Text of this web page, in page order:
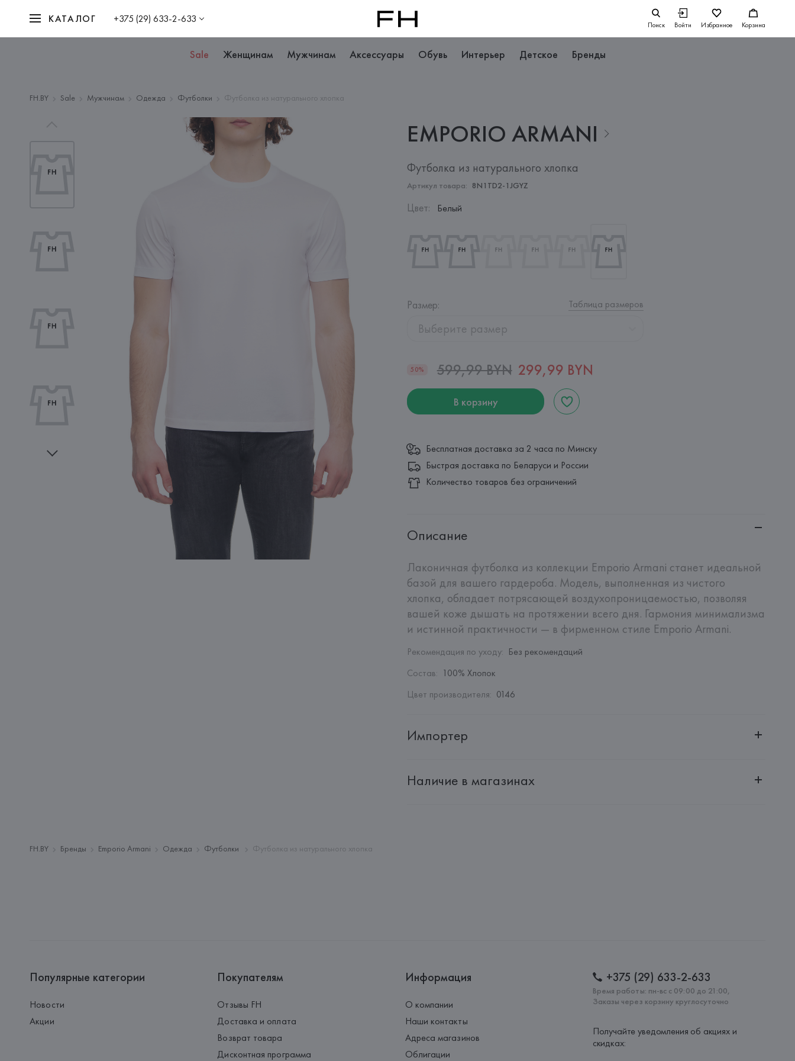
КАТАЛОГ +375 (29) 633-2-633 Поиск Войти Избранное Корзина
Sale Женщинам Мужчинам Аксессуары Обувь Интерьер Детское Бренды
FH.BY Sale Мужчинам Одежда Футболки Футболка из натурального хлопка
EMPORIO ARMANI
Футболка из натурального хлопка
Артикул товара: 8N1TD2-1JGYZ
Цвет: Белый
Размер: Таблица размеров
Выберите размер
50% 599,99 BYN 299,99 BYN
В корзину
Бесплатная доставка за 2 часа по Минску
Быстрая доставка по Беларуси и России
Количество товаров без ограничений
Описание
Лаконичная футболка из коллекции Emporio Armani станет идеальной
базой для вашего гардероба. Модель, выполненная из чистого
хлопка, обладает потрясающей воздухопроницаемостью, позволяя
вашей коже дышать на протяжении всего дня. Гармония минимализма
и истинной практичности — в фирменном стиле Emporio Armani.
Рекомендация по уходу: Без рекомендаций
Состав: 100% Хлопок
Цвет производителя: 0146
Импортер
Адрес: Республика Беларусь, 220051, г. Минск, ул. Рафиева, д. 64, помещение 2-27
Наличие в магазинах
FH.BY Бренды Emporio Armani Одежда Футболки Футболка из натурального хлопка
Популярные категории
Новости
Акции
Покупателям
Отзывы FH
Доставка и оплата
Возврат товара
Дисконтная программа
Информация
О компании
Наши контакты
Адреса магазинов
Облигации
+375 (29) 633-2-633
Время работы: пн-вс с 09:00 до 21:00,
Заказы через корзину круглосуточно
Получайте уведомления об акциях и
скидках: